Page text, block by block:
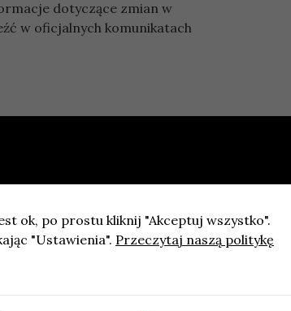
dotyczące zmian w
w oficjalnych komunikatach
ok, po prostu kliknij "Akceptuj wszystko".
"Ustawienia". Przeczytaj naszą politykę